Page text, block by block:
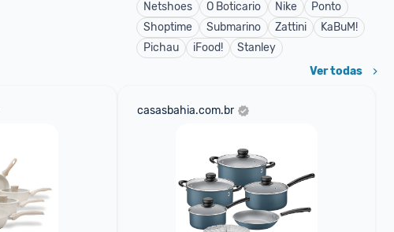
Netshoes O Boticario Nike
Ponto
Shoptime
Submarino Zattini
KaBuM!
Pichau
iFood! Stanley
Ver todas
casasbahia.com.br